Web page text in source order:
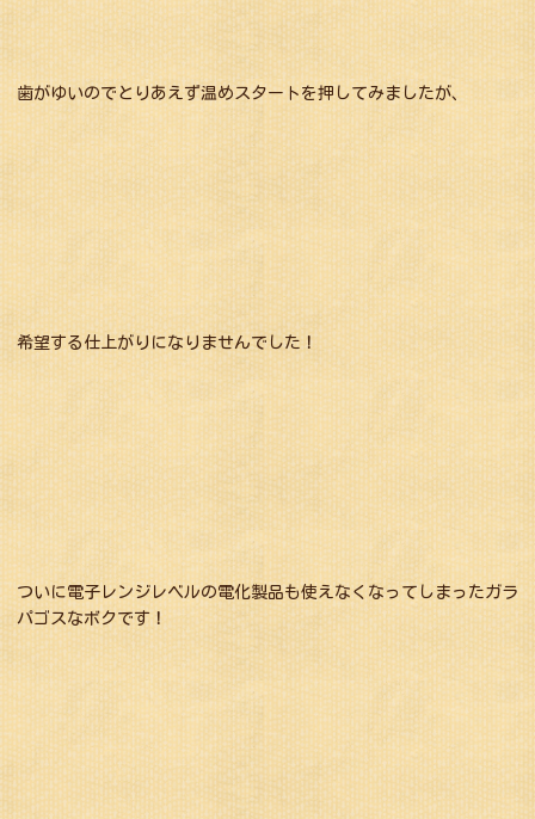
歯がゆいのでとりあえず温めスタートを押してみましたが、
希望する仕上がりになりませんでした！
ついに電子レンジレベルの電化製品も使えなくなってしまったガラ
パゴスなボクです！